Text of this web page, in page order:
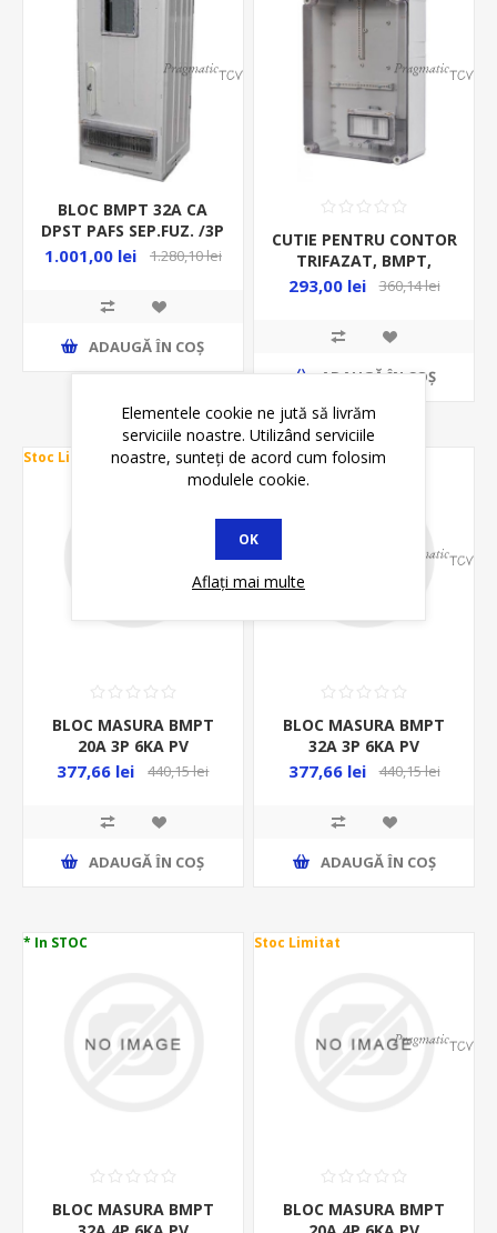
BLOC BMPT 32A CA
DPST PAFS SEP.FUZ. /3P
BMPT JB32A
1.001,00 lei 1.280,10 lei
ADAUGĂ ȊN COŞ
CUTIE PENTRU CONTOR
TRIFAZAT, BMPT,
450*300*170
293,00 lei 360,14 lei
ADAUGĂ ȊN COŞ
Stoc Limitat
BLOC MASURA BMPT
20A 3P 6KA PV
POLICARBONAT PT
377,66 lei 440,15 lei
ADAUGĂ ȊN COŞ
Stoc Limitat
BLOC MASURA BMPT
32A 3P 6KA PV
POLICARBONAT PT
377,66 lei 440,15 lei
ADAUGĂ ȊN COŞ
* In STOC
BLOC MASURA BMPT
Stoc Limitat
BLOC MASURA BMPT
Elementele cookie ne jută să livrăm
serviciile noastre. Utilizând serviciile
noastre, sunteți de acord cum folosim
modulele cookie.
OK
Aflați mai multe